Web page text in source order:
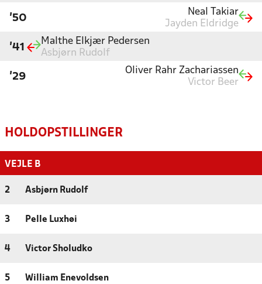
'50
Neal Takiar
Jayden Eldridge
'41
Malthe Elkjær Pedersen
Asbjørn Rudolf
'29
Oliver Rahr Zachariassen
Victor Beer
HOLDOPSTILLINGER
VEJLE B
2 Asbjørn Rudolf
3 Pelle Luxhøi
4 Victor Sholudko
5 William Enevoldsen